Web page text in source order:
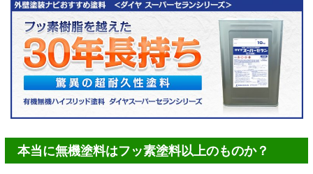
本当に無機塗料はフッ素塗料以上のものか？